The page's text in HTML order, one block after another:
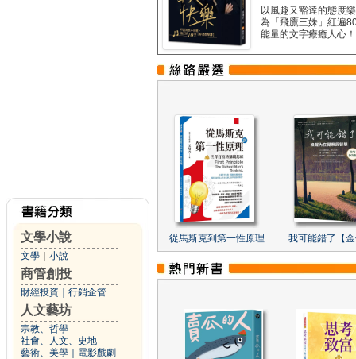
文學小說
文學 小說
商管創投
財經投資 行銷企管
人文藝坊
宗教、哲學
社會、人文、史地
藝術、美學
電影戲劇
以風趣又豁達的態度
為「飛鷹三姝」紅遍
能量的文字療癒人心
從馬斯克到第一性原理 我可能錯了【